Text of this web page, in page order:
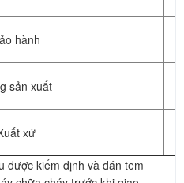
hành
sản xuất
xứ
được kiểm định và dán tem